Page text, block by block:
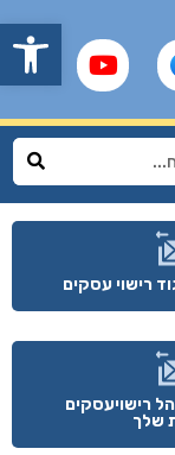
רישוי עסקים
רישויעסקים
שלך